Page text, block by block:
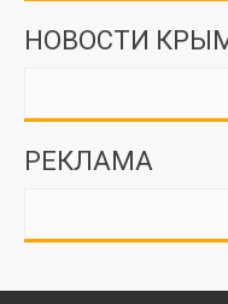
НОВОСТИ
РЕКЛАМА